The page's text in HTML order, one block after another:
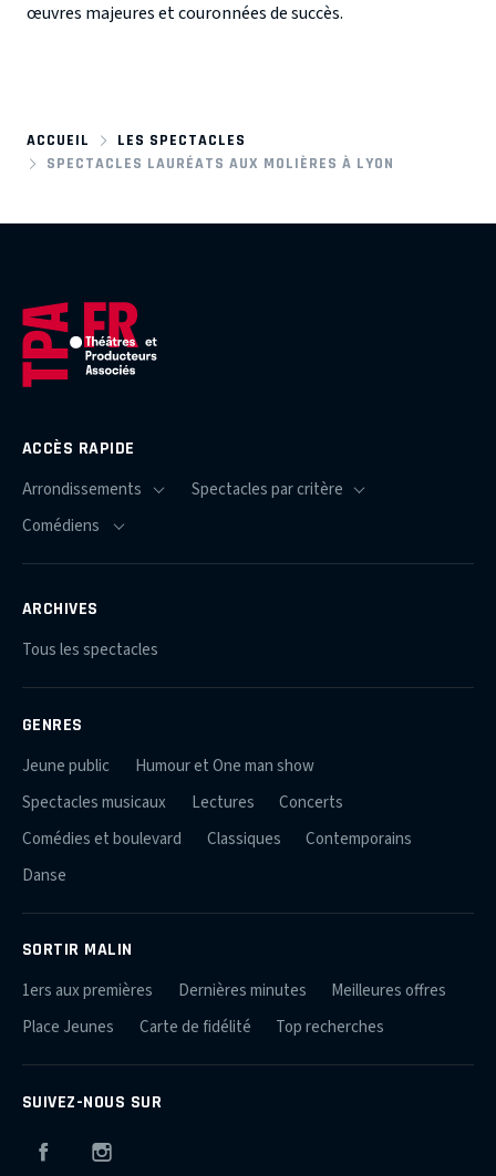
œuvres majeures et couronnées de succès.
ACCUEIL
LES SPECTACLES
SPECTACLES LAURÉATS AUX MOLIÈRES À LYON
ACCÈS RAPIDE
ARCHIVES
Tous les spectacles
GENRES
Jeune public
Humour et One man show
Spectacles musicaux
Lectures
Concerts
Comédies et boulevard
Classiques
Contemporains
Danse
SORTIR MALIN
1ers aux premières Dernières minutes
Meilleures offres
Place Jeunes
Carte de fidélité Top recherches
SUIVEZ-NOUS SUR
Facebook